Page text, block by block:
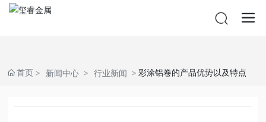
首页 新闻中心 行业新闻 彩涂铝卷的产品优势以及特点